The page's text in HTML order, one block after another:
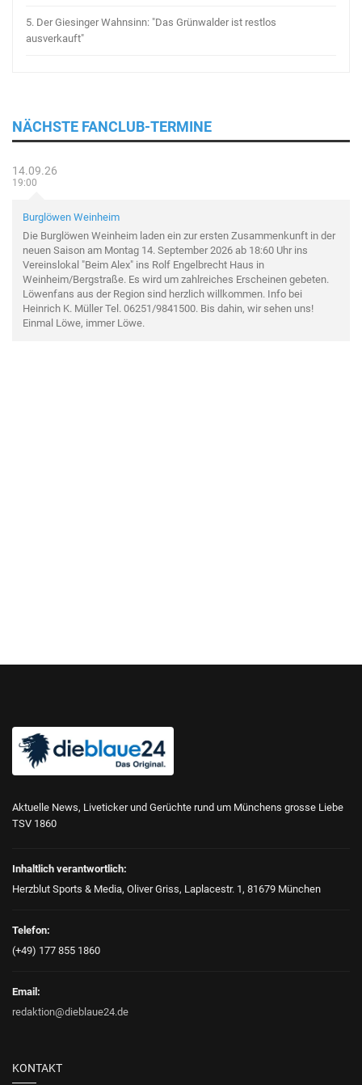
5. Der Giesinger Wahnsinn: "Das Grünwalder ist restlos
ausverkauft"
NÄCHSTE FANCLUB-TERMINE
14.09.26
19:00
Burglöwen Weinheim
Die Burglöwen Weinheim laden ein zur ersten Zusammenkunft in der
neuen Saison am Montag 14. September 2026 ab 18:60 Uhr ins
Vereinslokal "Beim Alex" ins Rolf Engelbrecht Haus in
Weinheim/Bergstraße. Es wird um zahlreiches Erscheinen gebeten.
Löwenfans aus der Region sind herzlich willkommen. Info bei
Heinrich K. Müller Tel. 06251/9841500. Bis dahin, wir sehen uns!
Einmal Löwe, immer Löwe.
Aktuelle News, Liveticker und Gerüchte rund um Münchens grosse Liebe
TSV 1860
Inhaltlich verantwortlich:
Herzblut Sports & Media, Oliver Griss, Laplacestr. 1, 81679 München
Telefon:
(+49) 177 855 1860
Email:
redaktion@dieblaue24.de
KONTAKT